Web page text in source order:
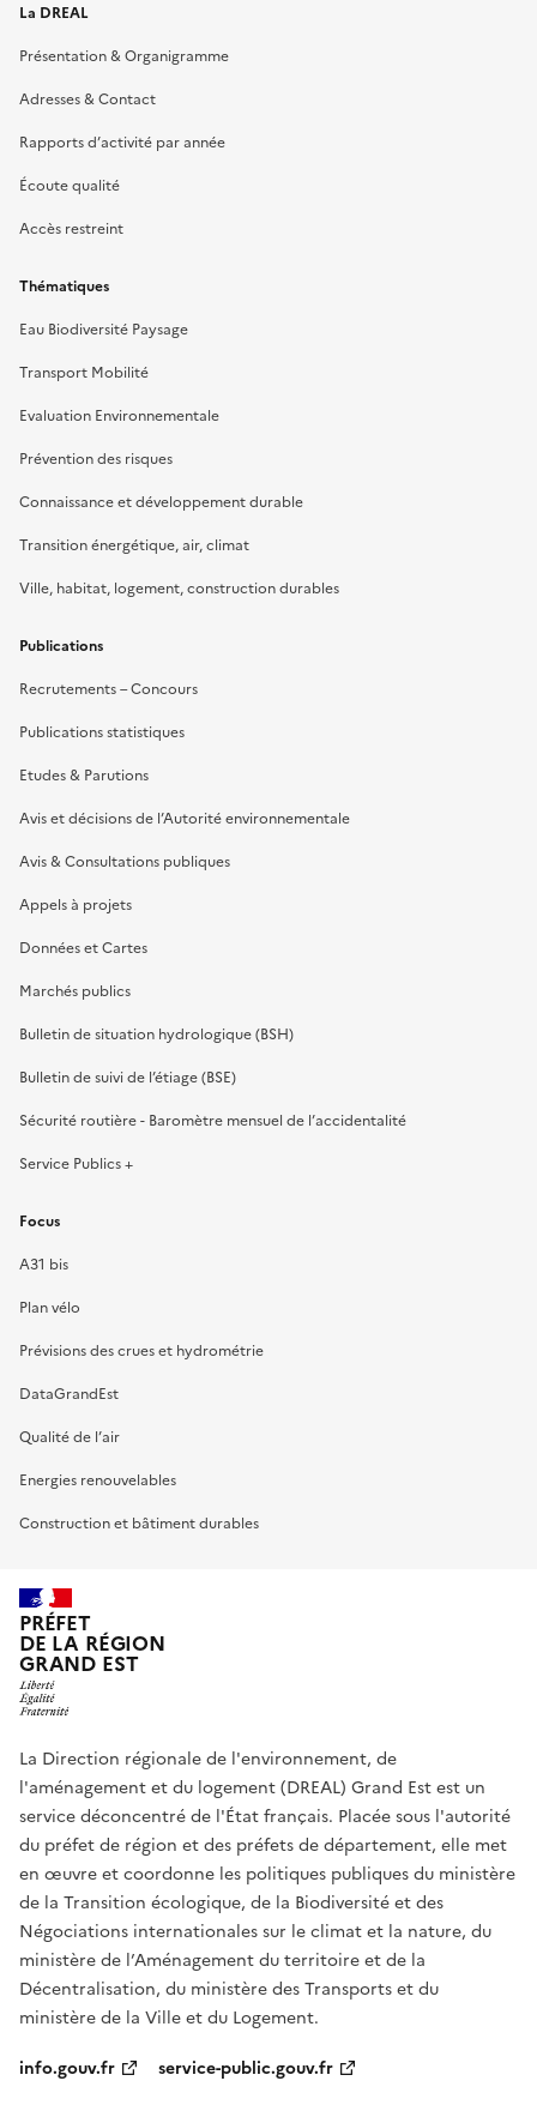
La DREAL
Présentation & Organigramme
Adresses & Contact
Rapports d’activité par année
Écoute qualité
Accès restreint
Thématiques
Eau Biodiversité Paysage
Transport Mobilité
Evaluation Environnementale
Prévention des risques
Connaissance et développement durable
Transition énergétique, air, climat
Ville, habitat, logement, construction durables
Publications
Recrutements – Concours
Publications statistiques
Etudes & Parutions
Avis et décisions de l’Autorité environnementale
Avis & Consultations publiques
Appels à projets
Données et Cartes
Marchés publics
Bulletin de situation hydrologique (BSH)
Bulletin de suivi de l’étiage (BSE)
Sécurité routière - Baromètre mensuel de l’accidentalité
Service Publics +
Focus
A31 bis
Plan vélo
Prévisions des crues et hydrométrie
DataGrandEst
Qualité de l’air
Energies renouvelables
Construction et bâtiment durables
PRÉFET
DE LA RÉGION
GRAND EST
La Direction régionale de l'environnement, de
l'aménagement et du logement (DREAL) Grand Est est un
service déconcentré de l'État français. Placée sous l'autorité
du préfet de région et des préfets de département, elle met
en œuvre et coordonne les politiques publiques du ministère
de la Transition écologique, de la Biodiversité et des
Négociations internationales sur le climat et la nature, du
ministère de l’Aménagement du territoire et de la
Décentralisation, du ministère des Transports et du
ministère de la Ville et du Logement.
info.gouv.fr
service-public.gouv.fr